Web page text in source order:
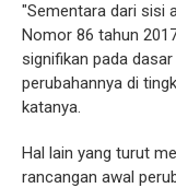
"Sementara dari sisi
Nomor 86 tahun
signifikan pada
perubahannya di
katanya.
Hal lain yang turut
rancangan awal